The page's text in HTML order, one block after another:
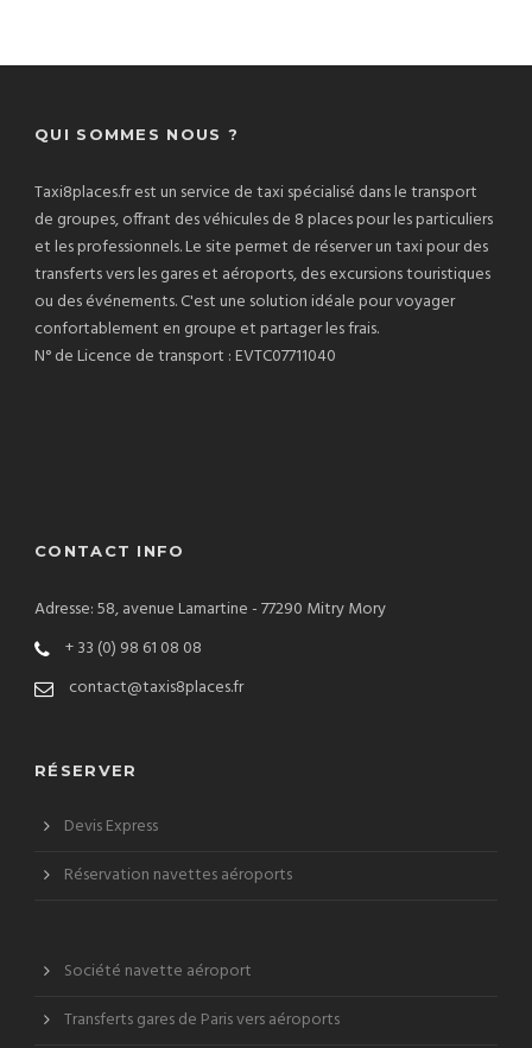
QUI SOMMES NOUS ?
Taxi8places.fr est un service de taxi spécialisé dans le transport
de groupes, offrant des véhicules de 8 places pour les particuliers
et les professionnels. Le site permet de réserver un taxi pour des
transferts vers les gares et aéroports, des excursions touristiques
ou des événements. C'est une solution idéale pour voyager
confortablement en groupe et partager les frais.
N° de Licence de transport : EVTC07711040
CONTACT INFO
Adresse: 58, avenue Lamartine - 77290 Mitry Mory
+ 33 (0) 98 61 08 08
contact@taxis8places.fr
RÉSERVER
Devis Express
Réservation navettes aéroports
Société navette aéroport
Transferts gares de Paris vers aéroports